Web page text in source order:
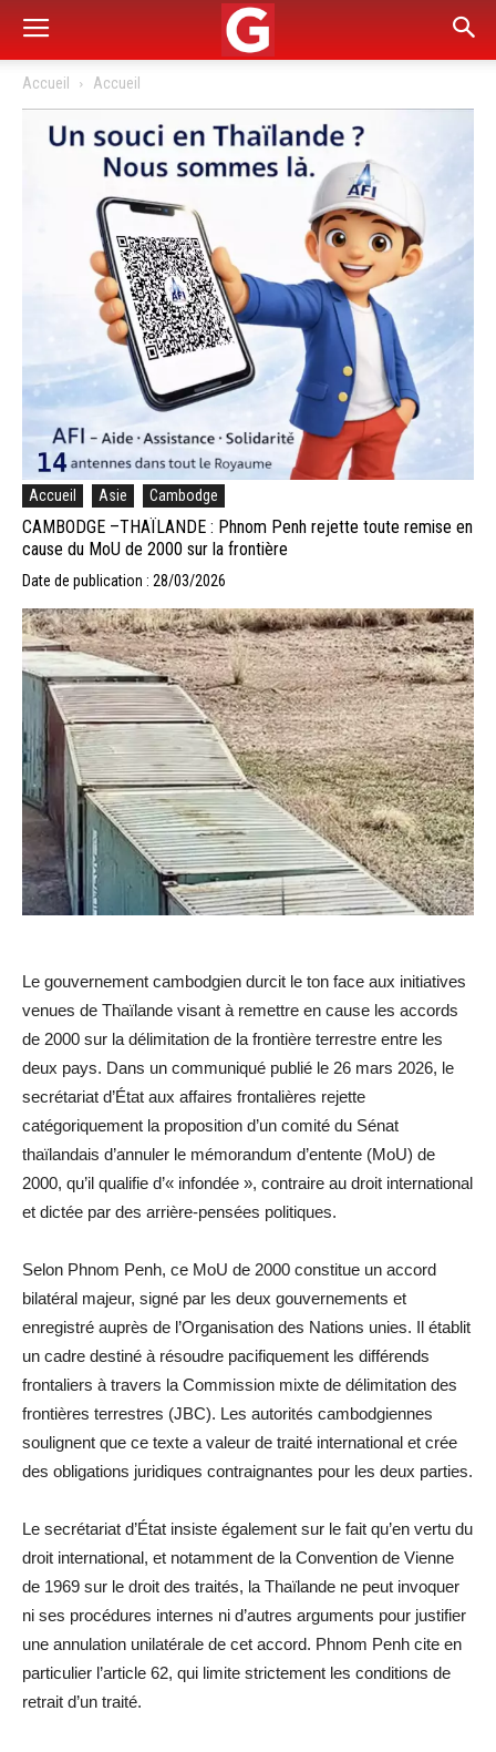
Accueil Accueil
Accueil Asie Cambodge
CAMBODGE –THAÏLANDE : Phnom Penh rejette toute remise en
cause du MoU de 2000 sur la frontière
Date de publication : 28/03/2026
Le gouvernement cambodgien durcit le ton face aux initiatives
venues de Thaïlande visant à remettre en cause les accords
de 2000 sur la délimitation de la frontière terrestre entre les
deux pays. Dans un communiqué publié le 26 mars 2026, le
secrétariat d’État aux affaires frontalières rejette
catégoriquement la proposition d’un comité du Sénat
thaïlandais d’annuler le mémorandum d’entente (MoU) de
2000, qu’il qualifie d’« infondée », contraire au droit international
et dictée par des arrière-pensées politiques.
Selon Phnom Penh, ce MoU de 2000 constitue un accord
bilatéral majeur, signé par les deux gouvernements et
enregistré auprès de l’Organisation des Nations unies. Il établit
un cadre destiné à résoudre pacifiquement les différends
frontaliers à travers la Commission mixte de délimitation des
frontières terrestres (JBC). Les autorités cambodgiennes
soulignent que ce texte a valeur de traité international et crée
des obligations juridiques contraignantes pour les deux parties.
Le secrétariat d’État insiste également sur le fait qu’en vertu du
droit international, et notamment de la Convention de Vienne
de 1969 sur le droit des traités, la Thaïlande ne peut invoquer
ni ses procédures internes ni d’autres arguments pour justifier
une annulation unilatérale de cet accord. Phnom Penh cite en
particulier l’article 62, qui limite strictement les conditions de
retrait d’un traité.